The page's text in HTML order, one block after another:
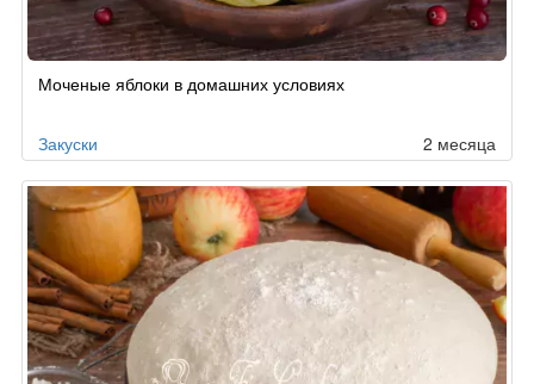
поМоченые яблоки в домашних условиях
Закуски 2 месяца